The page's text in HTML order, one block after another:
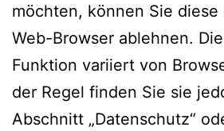
möchten, können Sie diese
Web-Browser ablehnen.
Funktion variiert von
der Regel finden Sie sie
Abschnitt „Datenschutz“